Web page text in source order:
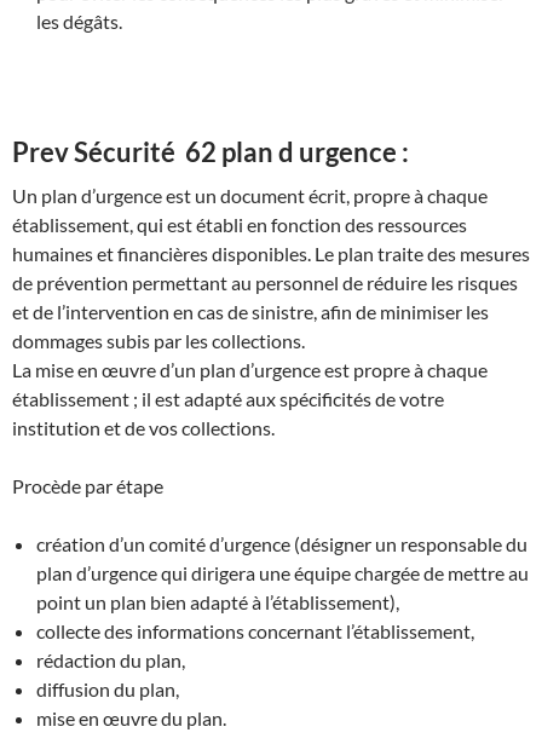
les dégâts.
Prev Sécurité 62 plan d urgence :
Un plan d’urgence est un document écrit, propre à chaque
établissement, qui est établi en fonction des ressources
humaines et financières disponibles. Le plan traite des mesures
de prévention permettant au personnel de réduire les risques
et de l’intervention en cas de sinistre, afin de minimiser les
dommages subis par les collections.
La mise en œuvre d’un plan d’urgence est propre à chaque
établissement ; il est adapté aux spécificités de votre
institution et de vos collections.
Procède par étape
création d’un comité d’urgence (désigner un responsable du
plan d’urgence qui dirigera une équipe chargée de mettre au
point un plan bien adapté à l’établissement),
collecte des informations concernant l’établissement,
rédaction du plan,
diffusion du plan,
mise en œuvre du plan.